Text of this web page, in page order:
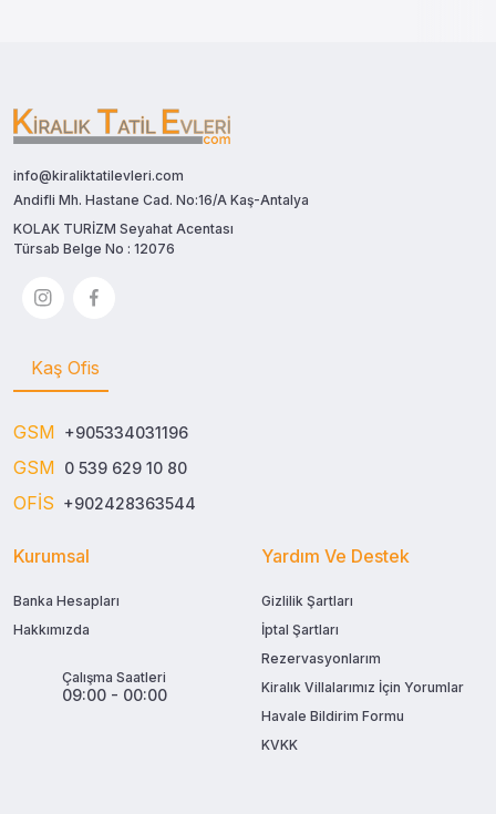
Kurumsal
Banka Hesapları
Hakkımızda
Çalışma Saatleri
09:00 - 00:00
Yardım Ve Destek
Gizlilik Şartları
İptal Şartları
Rezervasyonlarım
Kiralık Villalarımız İçin Yorumlar
Havale Bildirim Formu
KVKK
info@kiraliktatilevleri.com
Andifli Mh. Hastane Cad. No:16/A Kaş-Antalya
KOLAK TURİZM Seyahat Acentası
Türsab Belge No : 12076
Kaş Ofis
+905334031196
GSM
0 539 629 10 80
GSM
+902428363544
OFİS